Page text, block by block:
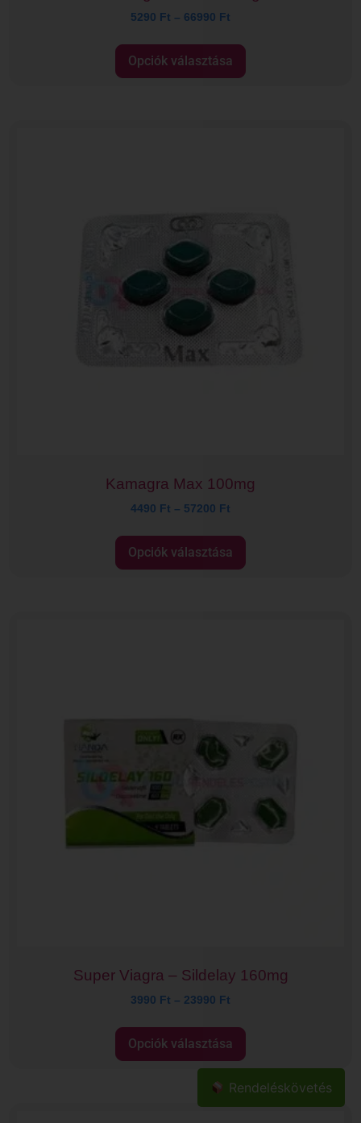
5290 Ft – 66990 Ft
Opciók választása
Kamagra Max 100mg
4490 Ft – 57200 Ft
Opciók választása
Super Viagra – Sildelay 160mg
3990 Ft – 23990 Ft
Opciók választása
Rendeléskövetés